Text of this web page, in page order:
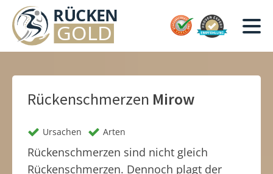
Rückenschmerzen Mirow
Ursachen Arten
Rückenschmerzen sind nicht gleich
Rückenschmerzen. Dennoch plagt der